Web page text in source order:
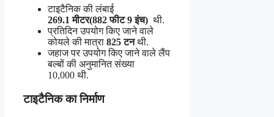
टाइटैनिक की लंबाई
269.1 मीटर(882 फीट 9 इंच) थी.
प्रतिदिन उपयोग किए जाने वाले
कोयले की मात्रा 825 टनथी.
जहाज पर उपयोग किए जाने वाले लैंप
बल्बों की अनुमानित संख्या
10,000 थी.
टाइटैनिक का निर्माण